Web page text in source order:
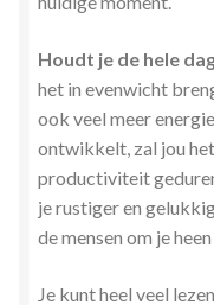
Houdt je de hele
het in evenwicht
ook veel meer
ontwikkelt, zal jou
productiviteit
je rustiger en
de mensen om je
Je kunt heel veel